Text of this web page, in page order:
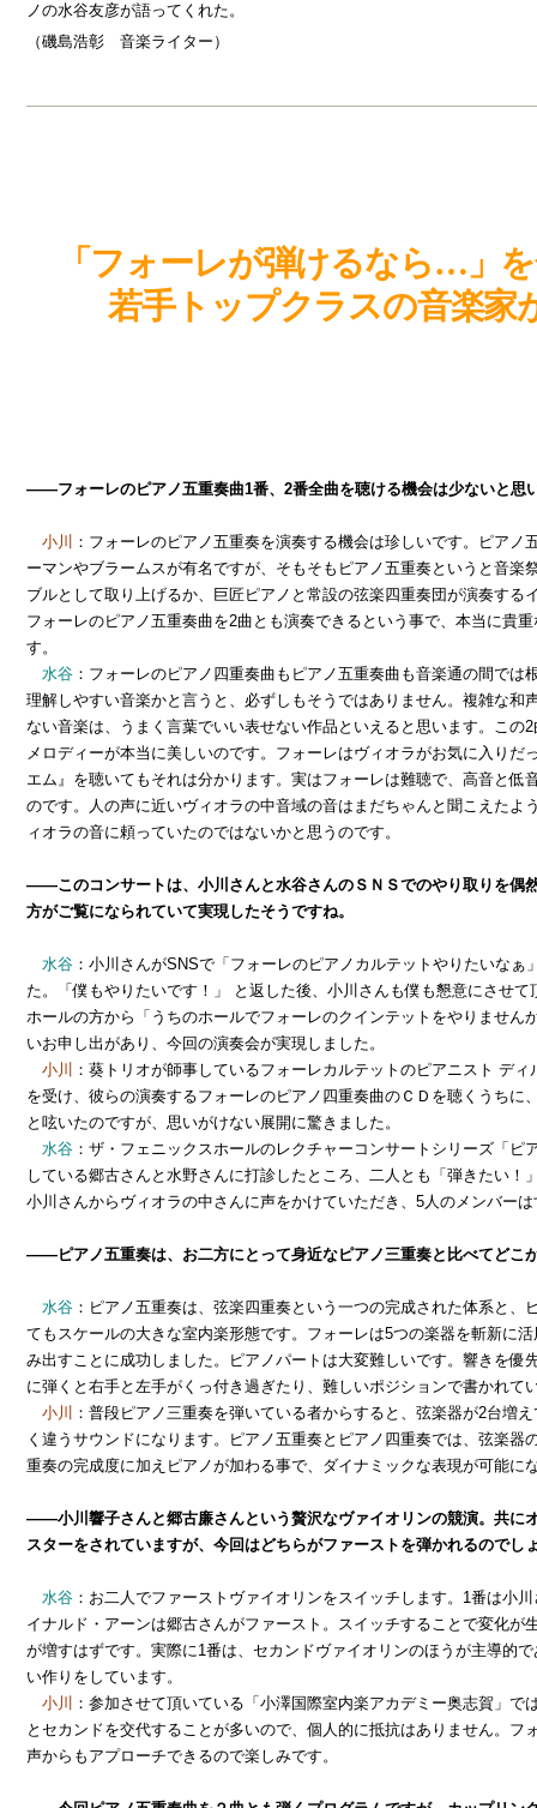
ノの水谷友彦が語ってくれた。
（磯島浩彰 音楽ライター）
「フォーレが弾けるなら…」
若手トップクラスの音楽家
――フォーレのピアノ五重奏曲1番、2番全曲を聴ける機会は少ないと思
小川
：フォーレのピアノ五重奏を演奏する機会は珍しいです。ピアノ
ーマンやブラームスが有名ですが、そもそもピアノ五重奏というと音楽
ブルとして取り上げるか、巨匠ピアノと常設の弦楽四重奏団が演奏する
フォーレのピアノ五重奏曲を2曲とも演奏できるという事で、本当に貴
す。
水谷 ：フォーレのピアノ四重奏曲もピアノ五重奏曲も音楽通の間では
理解しやすい音楽かと言うと、必ずしもそうではありません。複雑な和
ない音楽は、うまく言葉でいい表せない作品といえると思います。この
メロディーが本当に美しいのです。フォーレはヴィオラがお気に入りだ
エム』を聴いてもそれは分かります。実はフォーレは難聴で、高音と低
のです。人の声に近いヴィオラの中音域の音はまだちゃんと聞こえたよ
ィオラの音に頼っていたのではないかと思うのです。
――このコンサートは、小川さんと水谷さんのＳＮＳでのやり取りを偶
方がご覧になられていて実現したそうですね。
水谷 ：小川さんがSNSで「フォーレのピアノカルテットやりたいなぁ
た。「僕もやりたいです！」 と返した後、小川さんも僕も懇意にさせ
ホールの方から「うちのホールでフォーレのクインテットをやりません
いお申し出があり、今回の演奏会が実現しました。
小川
：葵トリオが師事しているフォーレカルテットのピアニスト デ
を受け、彼らの演奏するフォーレのピアノ四重奏曲のＣＤを聴くうちに
と呟いたのですが、思いがけない展開に驚きました。
水谷 ：ザ・フェニックスホールのレクチャーコンサートシリーズ「ピ
している郷古さんと水野さんに打診したところ、二人とも「弾きたい！
小川さんからヴィオラの中さんに声をかけていただき、5人のメンバー
――ピアノ五重奏は、お二方にとって身近なピアノ三重奏と比べてどこ
水谷 ：ピアノ五重奏は、弦楽四重奏という一つの完成された体系と、
てもスケールの大きな室内楽形態です。フォーレは5つの楽器を斬新に
み出すことに成功しました。ピアノパートは大変難しいです。響きを優
に弾くと右手と左手がくっ付き過ぎたり、難しいポジションで書かれて
小川
：普段ピアノ三重奏を弾いている者からすると、弦楽器が2台増
く違うサウンドになります。ピアノ五重奏とピアノ四重奏では、弦楽器
重奏の完成度に加えピアノが加わる事で、ダイナミックな表現が可能に
――小川響子さんと郷古廉さんという贅沢なヴァイオリンの競演。共に
スターをされていますが、今回はどちらがファーストを弾かれるのでし
水谷 ：お二人でファーストヴァイオリンをスイッチします。1番は小
イナルド・アーンは郷古さんがファースト。スイッチすることで変化が
が増すはずです。実際に1番は、セカンドヴァイオリンのほうが主導的
い作りをしています。
小川
：参加させて頂いている「小澤国際室内楽アカデミー奥志賀」で
とセカンドを交代することが多いので、個人的に抵抗はありません。フ
声からもアプローチできるので楽しみです。